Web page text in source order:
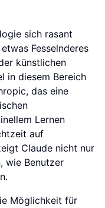
sich rasant
Fesselnderes
künstlichen
in diesem Bereich
das eine
Lernen
auf
Claude nicht nur
wie Benutzer
Möglichkeit für